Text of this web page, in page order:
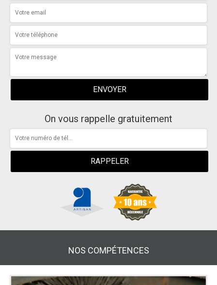
On vous rappelle gratuitement
NOS COMPÉTENCES